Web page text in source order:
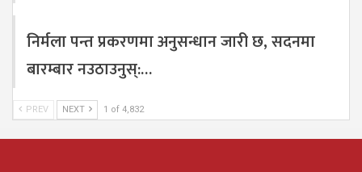
निर्मला पन्त प्रकरणमा अनुसन्धान जारी छ, सदनमा
बारम्बार नउठाउनुस्:…
PREV NEXT 1 of 4,832